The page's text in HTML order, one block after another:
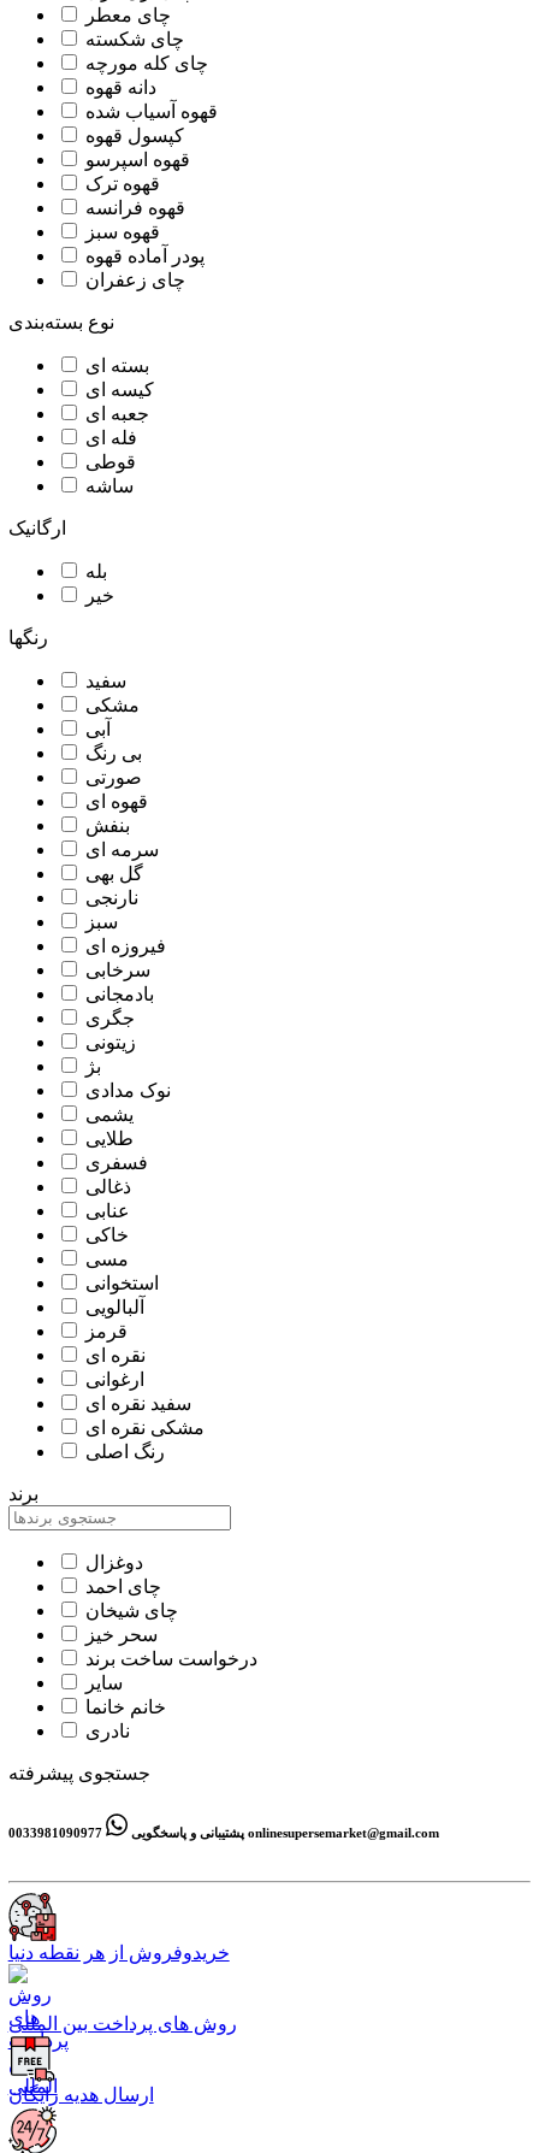
چای معطر
چای شکسته
چای کله مورچه
دانه قهوه
قهوه آسیاب شده
کپسول قهوه
قهوه اسپرسو
قهوه ترک
قهوه فرانسه
قهوه سبز
پودر آماده قهوه
چای زعفران
نوع بسته‌بندی
بسته ای
کیسه ای
جعبه ای
فله ای
قوطی
ساشه
ارگانیک
بله
خیر
رنگها
سفید
مشکی
آبی
بی رنگ
صورتی
قهوه ای
بنفش
سرمه ای
گل بهی
نارنجی
سبز
فیروزه ای
سرخابی
بادمجانی
جگری
زیتونی
بژ
نوک مدادی
یشمی
طلایی
فسفری
ذغالی
عنابی
خاکی
مسی
استخوانی
آلبالویی
قرمز
نقره ای
ارغوانی
سفید نقره ای
مشکی نقره ای
رنگ اصلی
برند
دوغزال
چای احمد
چای شیخان
سحر خیز
درخواست ساخت برند
سایر
خانم خانما
نادری
جستجوی پیشرفته
پشتیبانی و پاسخگویی0033981090977 onlinesupersemarket@gmail.com
خریدوفروش از هر نقطه دنیا
روش های پرداخت بین المللی
ارسال هدیه رایگان